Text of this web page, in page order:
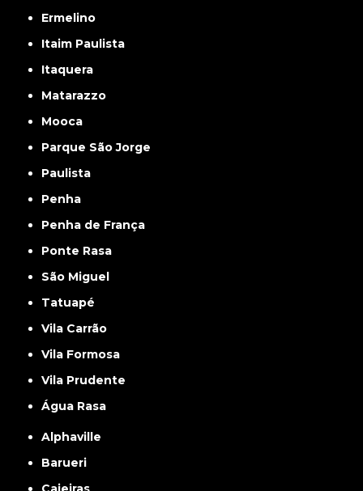
Ermelino
Itaim Paulista
Itaquera
Matarazzo
Mooca
Parque São Jorge
Paulista
Penha
Penha de França
Ponte Rasa
São Miguel
Tatuapé
Vila Carrão
Vila Formosa
Vila Prudente
Água Rasa
Alphaville
Barueri